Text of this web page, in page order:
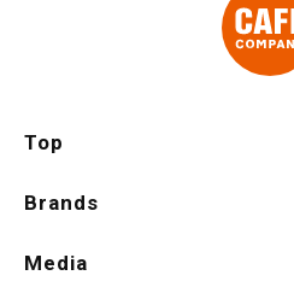
Top
Brands
Media